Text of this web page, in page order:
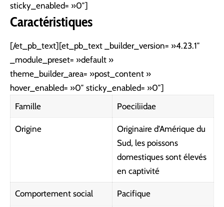
sticky_enabled= »0″]
Caractéristiques
[/et_pb_text][et_pb_text _builder_version= »4.23.1″
_module_preset= »default »
theme_builder_area= »post_content »
hover_enabled= »0″ sticky_enabled= »0″]
Famille
Poeciliidae
Origine
Originaire d’Amérique du
Sud, les poissons
domestiques sont élevés
en captivité
Comportement social Pacifique